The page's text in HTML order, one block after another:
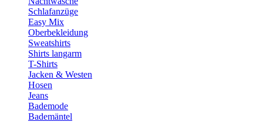
Schlafanzüge
Easy Mix
Oberbekleidung
Sweatshirts
Shirts langarm
T-Shirts
Jacken & Westen
Hosen
Jeans
Bademode
Bademäntel